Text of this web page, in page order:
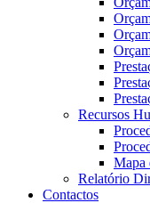
Recursos
Mapa
Relatório
Contactos